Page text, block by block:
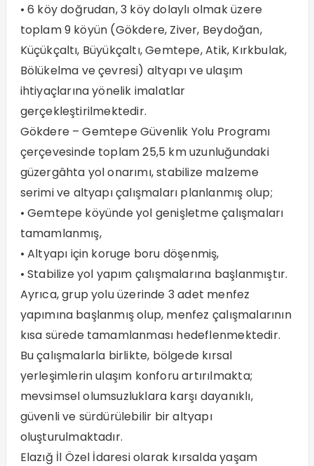
• 6 köy doğrudan, 3 köy dolaylı olmak üzere
toplam 9 köyün (Gökdere, Ziver, Beydoğan,
Küçükçaltı, Büyükçaltı, Gemtepe, Atik, Kırkbulak,
Bölükelma ve çevresi) altyapı ve ulaşım
ihtiyaçlarına yönelik imalatlar
gerçekleştirilmektedir.
Gökdere – Gemtepe Güvenlik Yolu Programı
çerçevesinde toplam 25,5 km uzunluğundaki
güzergâhta yol onarımı, stabilize malzeme
serimi ve altyapı çalışmaları planlanmış olup;
• Gemtepe köyünde yol genişletme çalışmaları
tamamlanmış,
• Altyapı için koruge boru döşenmiş,
• Stabilize yol yapım çalışmalarına başlanmıştır.
Ayrıca, grup yolu üzerinde 3 adet menfez
yapımına başlanmış olup, menfez çalışmalarının
kısa sürede tamamlanması hedeflenmektedir.
Bu çalışmalarla birlikte, bölgede kırsal
yerleşimlerin ulaşım konforu artırılmakta;
mevsimsel olumsuzluklara karşı dayanıklı,
güvenli ve sürdürülebilir bir altyapı
oluşturulmaktadır.
Elazığ İl Özel İdaresi olarak kırsalda yaşam